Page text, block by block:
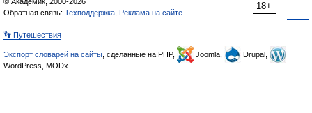
18+
Обратная связь: Техподдержка Реклама на сайте
👣 Путешествия
Экспорт словарей на сайты , сделанные на PHP, Joomla,
Drupal,
WordPress, MODx.